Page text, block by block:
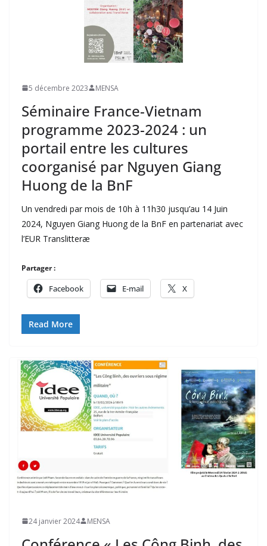
5 décembre 2023 MENSA
Séminaire France-Vietnam
programme 2023-2024 : un
portail entre les cultures
coorganisé par Nguyen Giang
Huong de la BnF
Un vendredi par mois de 10h à 11h30 jusqu’au 14 Juin
2024, Nguyen Giang Huong de la BnF en partenariat avec
l’EUR Translitteræ
Partager :
Facebook E-mail X
Read More
24 janvier 2024 MENSA